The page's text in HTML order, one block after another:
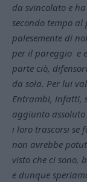
da svincolato e
secondo tempo
palesemente di
per il pareggio e
parte ciò,
da sola. Per lui
Entrambi, infatti,
aggiunto
i loro trascorsi se
non avrebbe
visto che ci sono,
e dunque